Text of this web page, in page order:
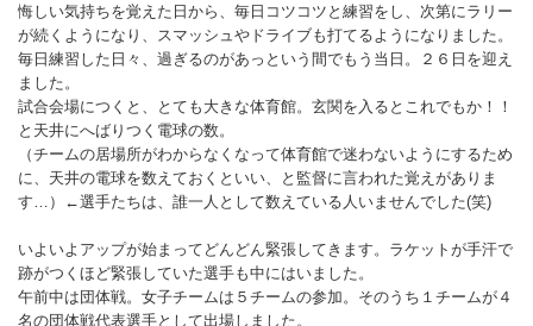
悔しい気持ちを覚えた日から、毎日コツコツと練習をし、次第にラリー
が続くようになり、スマッシュやドライブも打てるようになりました。
毎日練習した日々、過ぎるのがあっという間でもう当日。２６日を迎え
ました。
試合会場につくと、とても大きな体育館。玄関を入るとこれでもか！！
と天井にへばりつく電球の数。
（チームの居場所がわからなくなって体育館で迷わないようにするため
に、天井の電球を数えておくといい、と監督に言われた覚えがありま
す…）←選手たちは、誰一人として数えている人いませんでした(笑)
いよいよアップが始まってどんどん緊張してきます。ラケットが手汗で
跡がつくほど緊張していた選手も中にはいました。
午前中は団体戦。女子チームは５チームの参加。そのうち１チームが４
名の団体戦代表選手として出場しました。